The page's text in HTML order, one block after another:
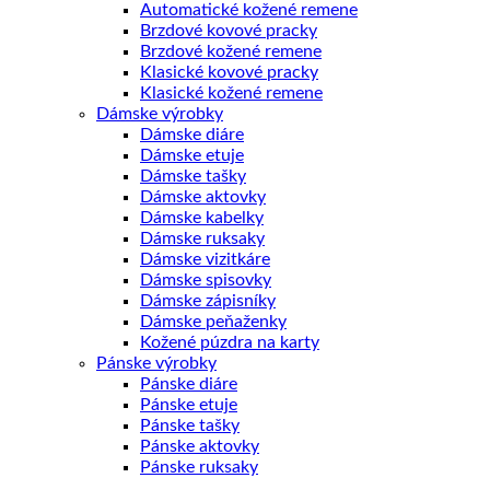
Automatické kožené remene
Brzdové kovové pracky
Brzdové kožené remene
Klasické kovové pracky
Klasické kožené remene
Dámske výrobky
Dámske diáre
Dámske etuje
Dámske tašky
Dámske aktovky
Dámske kabelky
Dámske ruksaky
Dámske vizitkáre
Dámske spisovky
Dámske zápisníky
Dámske peňaženky
Kožené púzdra na karty
Pánske výrobky
Pánske diáre
Pánske etuje
Pánske tašky
Pánske aktovky
Pánske ruksaky